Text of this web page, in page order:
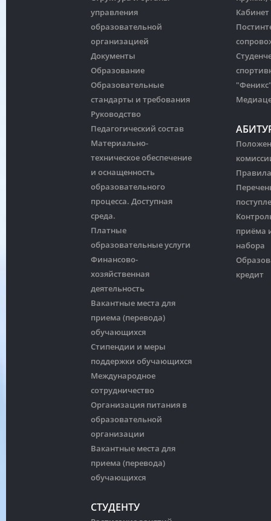
управления
образовательной
организацией
Документы
Образование
Образовательные
стандарты и требования
Руководство
Педагогический состав
Материально-
техническое обеспечение
и оснащенность
образовательного
процесса. Доступная
среда.
Платные
образовательные услуги
Финансово-
хозяйственная
деятельность
Вакантные места для
приема (перевода)
обучающихся
Стипендии и меры
поддержки обучающихся
Международное
сотрудничество
Организация питания в
образовательной
организации
Вакантные места для
приема (перевода)
обучающихся
СТУДЕНТУ
приёма
набора
кредит